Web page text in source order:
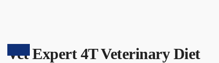
Vet Expert 4T Veterinary Diet